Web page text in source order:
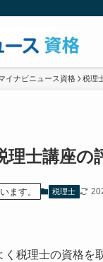
イナビニュース資格 税理
理士講座の
ます。 税理士
く税理士の資格